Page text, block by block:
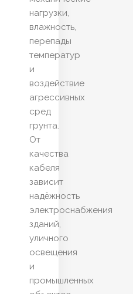
нагрузки,
влажность,
перепады
температур
и
воздействие
агрессивных
сред
грунта.
От
качества
кабеля
зависит
надёжность
электроснабжения
зданий,
уличного
освещения
и
промышленных